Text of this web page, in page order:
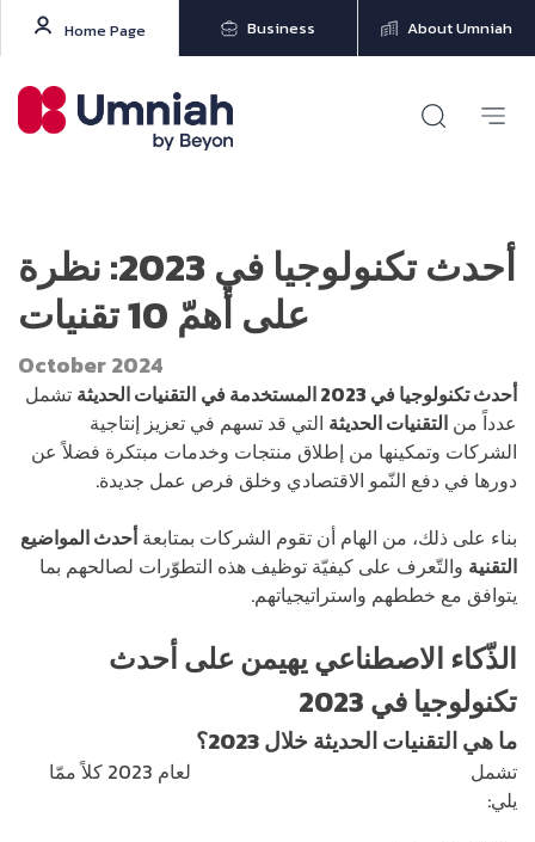
Home Page Business About Umniah
أحدث تكنولوجيا في 2023: نظرة
على أهمّ 10 تقنيات
October 2024
أحدث تكنولوجيا في 2023 المستخدمة في التقنيات الحديثة تشمل
عدداً من التقنيات الحديثة التي قد تسهم في تعزيز إنتاجية
الشركات وتمكينها من إطلاق منتجات وخدمات مبتكرة فضلاً عن
دورها في دفع النّمو الاقتصادي وخلق فرص عمل جديدة.
بناء على ذلك، من الهام أن تقوم الشركات بمتابعةأحدث المواضيع
التقنية والتّعرف على كيفيّة توظيف هذه التطوّرات لصالحهم بما
يتوافق مع خططهم واستراتيجياتهم.
الذّكاء الاصطناعي يهيمن على أحدث
تكنولوجيا في 2023
ما هي التقنيات الحديثة خلال 2023؟
تشمل
لعام 2023 كلاً ممّا
يلي: